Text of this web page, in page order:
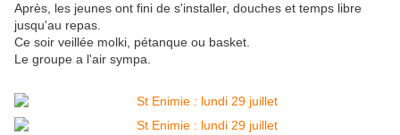
Après, les jeunes ont fini de s'installer, douches et temps libre
jusqu'au repas.
Ce soir veillée molki, pétanque ou basket.
Le groupe a l'air sympa.